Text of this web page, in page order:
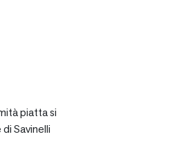
piatta si
Savinelli